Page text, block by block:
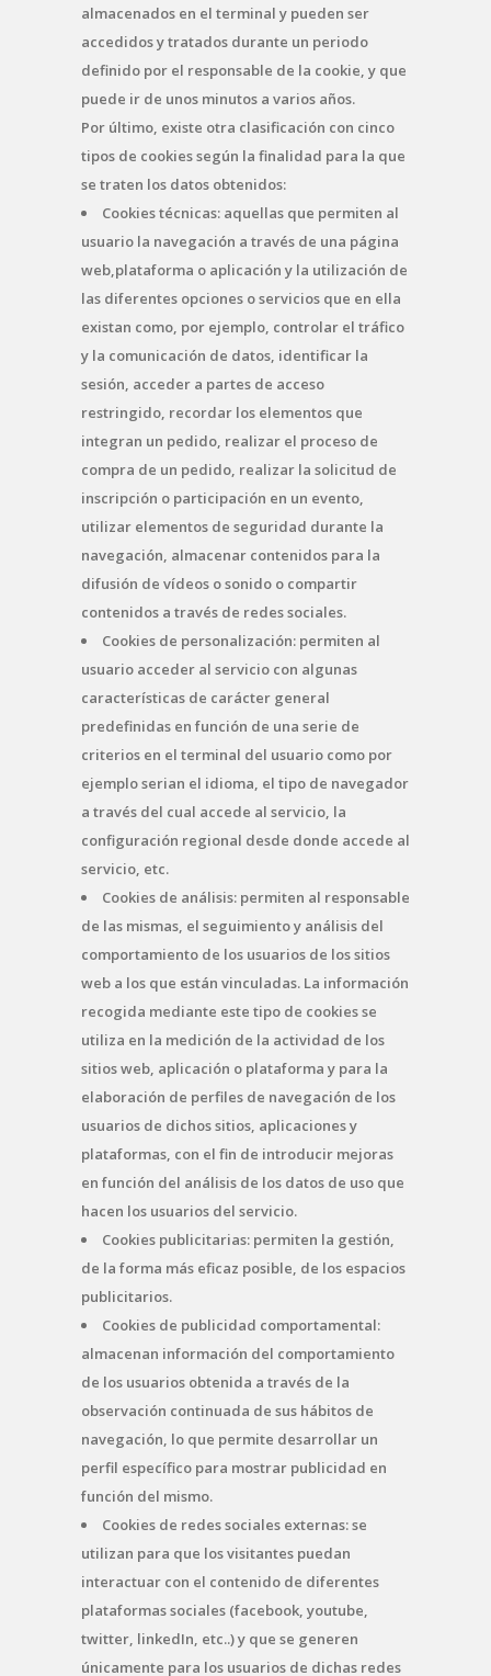
almacenados en el terminal y pueden ser
accedidos y tratados durante un periodo
definido por el responsable de la cookie, y que
puede ir de unos minutos a varios años.
Por último, existe otra clasificación con cinco
tipos de cookies según la finalidad para la que
se traten los datos obtenidos:
Cookies técnicas: aquellas que permiten al
usuario la navegación a través de una página
web,plataforma o aplicación y la utilización de
las diferentes opciones o servicios que en ella
existan como, por ejemplo, controlar el tráfico
y la comunicación de datos, identificar la
sesión, acceder a partes de acceso
restringido, recordar los elementos que
integran un pedido, realizar el proceso de
compra de un pedido, realizar la solicitud de
inscripción o participación en un evento,
utilizar elementos de seguridad durante la
navegación, almacenar contenidos para la
difusión de vídeos o sonido o compartir
contenidos a través de redes sociales.
Cookies de personalización: permiten al
usuario acceder al servicio con algunas
características de carácter general
predefinidas en función de una serie de
criterios en el terminal del usuario como por
ejemplo serian el idioma, el tipo de navegador
a través del cual accede al servicio, la
configuración regional desde donde accede al
servicio, etc.
Cookies de análisis: permiten al responsable
de las mismas, el seguimiento y análisis del
comportamiento de los usuarios de los sitios
web a los que están vinculadas. La información
recogida mediante este tipo de cookies se
utiliza en la medición de la actividad de los
sitios web, aplicación o plataforma y para la
elaboración de perfiles de navegación de los
usuarios de dichos sitios, aplicaciones y
plataformas, con el fin de introducir mejoras
en función del análisis de los datos de uso que
hacen los usuarios del servicio.
Cookies publicitarias: permiten la gestión,
de la forma más eficaz posible, de los espacios
publicitarios.
Cookies de publicidad comportamental:
almacenan información del comportamiento
de los usuarios obtenida a través de la
observación continuada de sus hábitos de
navegación, lo que permite desarrollar un
perfil específico para mostrar publicidad en
función del mismo.
Cookies de redes sociales externas: se
utilizan para que los visitantes puedan
interactuar con el contenido de diferentes
plataformas sociales (facebook, youtube,
twitter, linkedIn, etc..) y que se generen
únicamente para los usuarios de dichas redes